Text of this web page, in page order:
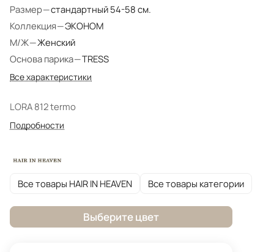
Размер—стандартный 54-58 см.
Коллекция—ЭКОНОМ
М/Ж—Женский
Основа парика—TRESS
Все характеристики
LORA 812 termo
Подробности
Все товары HAIR IN HEAVEN Все товары категории
Выберите цвет